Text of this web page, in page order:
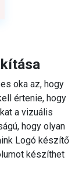
oka az, hogy
értenie, hogy
a vizuális
hogy olyan
Logó készítő
készíthet